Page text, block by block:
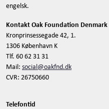
engelsk.
Kontakt Oak Foundation Denmark
Kronprinsessegade 42, 1.
1306 København K
Tlf. 60 62 31 31
Mail: social@oakfnd.dk
CVR: 26750660
Telefontid